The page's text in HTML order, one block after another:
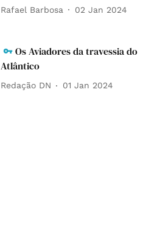
Rafael Barbosa 02 Jan 2024
Os Aviadores da travessia do
Atlântico
Redação DN 01 Jan 2024